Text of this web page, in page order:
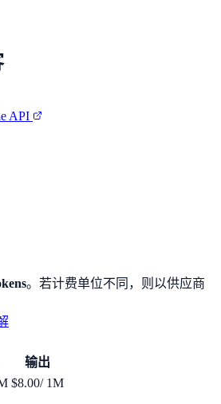
API
。若计费单位不同，则以供应商
输出
$8.00/ 1M